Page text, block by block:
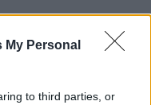
My Personal
to third parties, or
műtárgy